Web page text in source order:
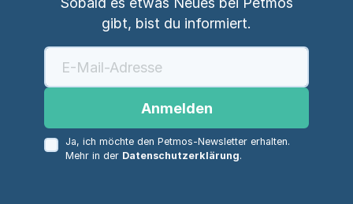
gibt, bist du informiert.
Anmelden
Ja, ich möchte den Petmos-Newsletter erhalten.
Mehr in der Datenschutzerklärung.